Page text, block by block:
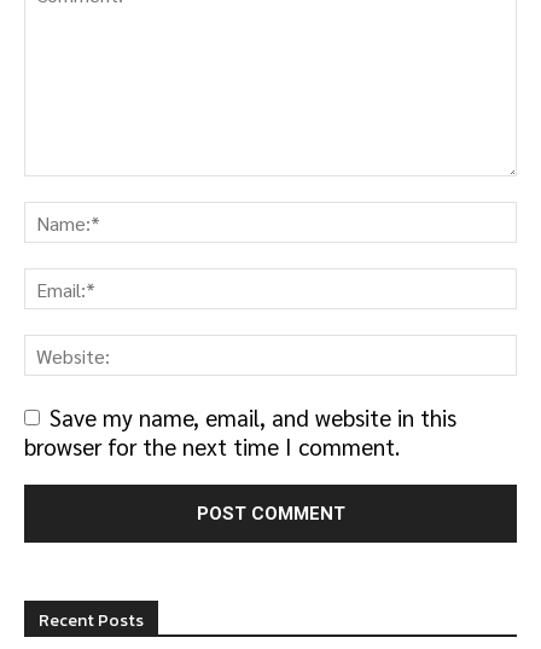
Save my name, email, and website in this
browser for the next time I comment.
Recent Posts